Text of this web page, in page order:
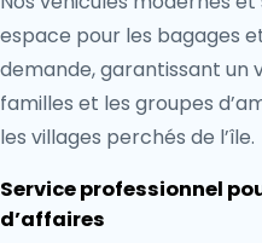
espace pour les bagages
demande, garantissant un
familles et les groupes
les villages perchés de l’île.
Service professionnel
d’affaires